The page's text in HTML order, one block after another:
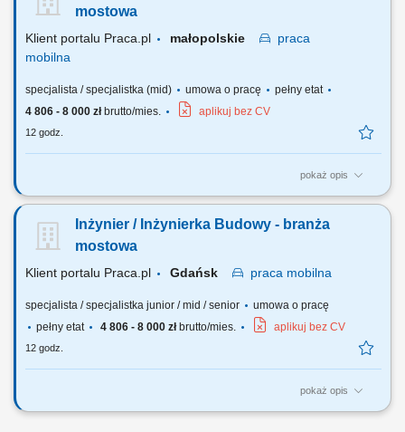
kosztów.
mostowa
Klient portalu Praca.pl małopolskie
praca
mobilna
specjalista / specjalistka (mid) umowa o pracę
pełny etat
4 806 - 8 000 złbrutto/mies. aplikuj bez CV
12 godz.
pokaż opis
Analiza dokumentacji projektowej. Współpraca z Kierownikiem Budowy.
dostawców. Opracowywanie i archiwizacja dokumentacji, kontrola
kosztów.
Inżynier / Inżynierka Budowy - branża
mostowa
Klient portalu Praca.pl Gdańsk praca mobilna
specjalista / specjalistka junior / mid / senior
umowa o pracę
pełny etat
4 806 - 8 000 złbrutto/mies. aplikuj bez CV
12 godz.
pokaż opis
Analiza dokumentacji projektowej. Współpraca z Kierownikiem Budowy.